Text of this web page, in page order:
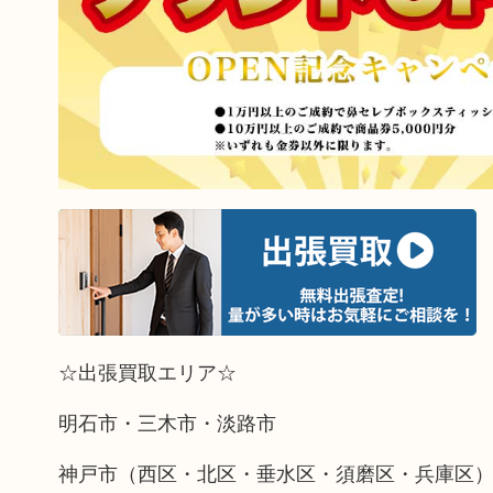
☆出張買取エリア☆
明石市・三木市・淡路市
神戸市（西区・北区・垂水区・須磨区・兵庫区）